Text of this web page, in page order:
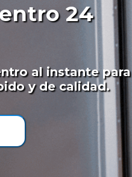
24
al instante para
y de calidad.